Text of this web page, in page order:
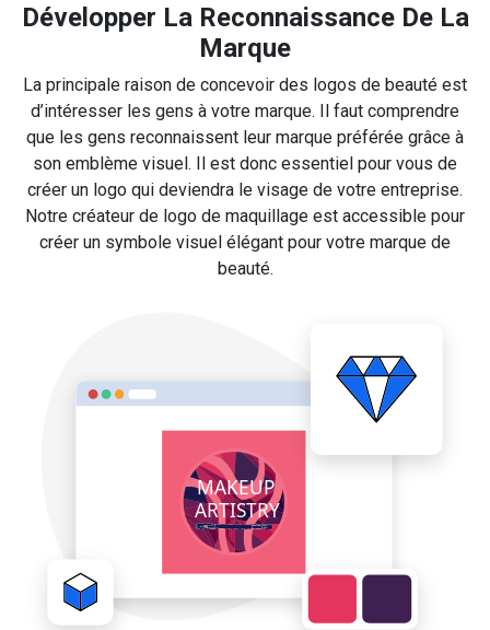
Développer La Reconnaissance De La
Marque
La principale raison de concevoir des logos de beauté est
d’intéresser les gens à votre marque. Il faut comprendre
que les gens reconnaissent leur marque préférée grâce à
son emblème visuel. Il est donc essentiel pour vous de
créer un logo qui deviendra le visage de votre entreprise.
Notre créateur de logo de maquillage est accessible pour
créer un symbole visuel élégant pour votre marque de
beauté.